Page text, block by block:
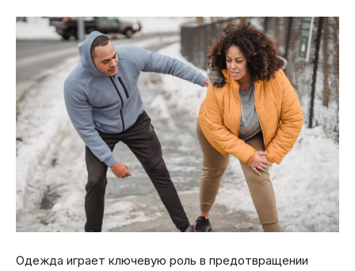
Одежда играет ключевую роль в предотвращении